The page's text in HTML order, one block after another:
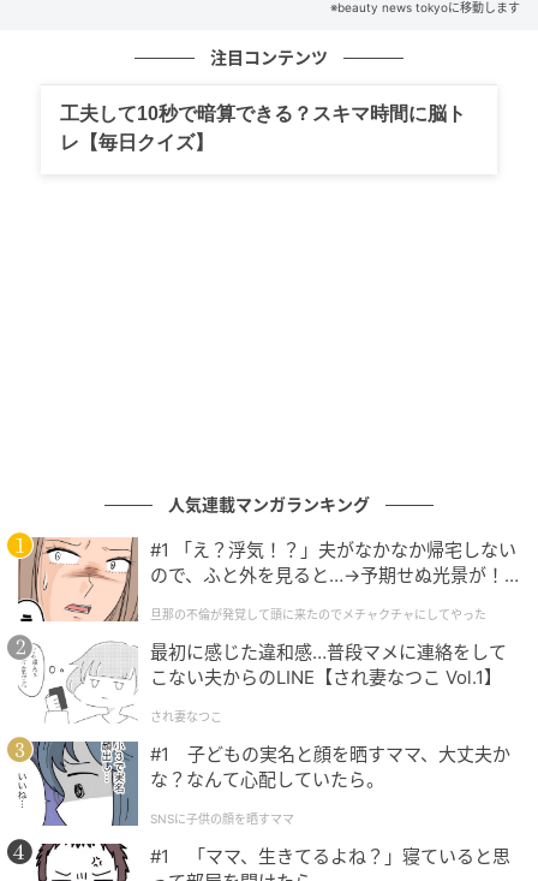
の記事をもっとみる
※beauty news tokyoに移動します
注目コンテンツ
工夫して10秒で暗算できる？スキマ時間に脳ト
レ【毎日クイズ】
人気連載マンガランキング
#1 「え？浮気！？」夫がなかなか帰宅しない
ので、ふと外を見ると…→予期せぬ光景が！
クチャにしてやった
旦那の不倫が発覚して頭に来たのでメチャクチャにしてやった
最初に感じた違和感…普段マメに連絡をして
こない夫からのLINE【され妻なつこ Vol.1】
され妻なつこ
#1 子どもの実名と顔を晒すママ、大丈夫か
な？なんて心配していたら。
SNSに子供の顔を晒すママ
#1 「ママ、生きてるよね？」寝ていると思